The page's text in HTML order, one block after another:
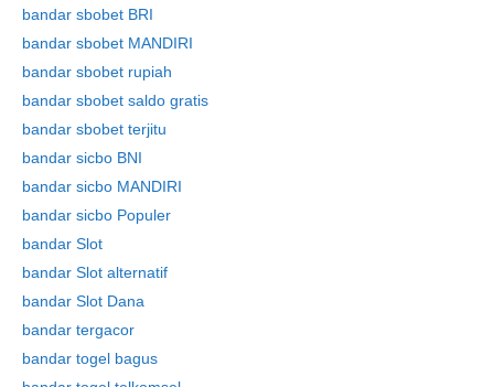
bandar sbobet BRI
bandar sbobet MANDIRI
bandar sbobet rupiah
bandar sbobet saldo gratis
bandar sbobet terjitu
bandar sicbo BNI
bandar sicbo MANDIRI
bandar sicbo Populer
bandar Slot
bandar Slot alternatif
bandar Slot Dana
bandar tergacor
bandar togel bagus